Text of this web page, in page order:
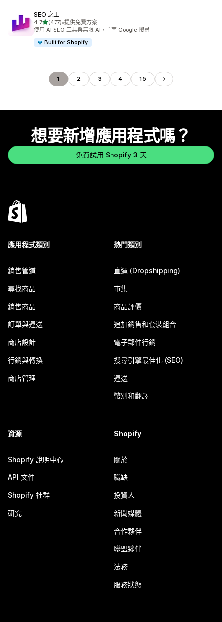
SEO 之王
4.7滿分 5 顆星
(477)
共有 477 則評價
•提供免費方案
使用 AI SEO 工具與無限 AI，主宰 Google 搜尋
Built for Shopify
1 2 3 4 15
想要新增應用程式嗎？
免費試用 Shopify 3 天
應用程式類別
銷售管道
尋找商品
銷售商品
訂單與運送
商店設計
行銷與轉換
商店管理
熱門類別
直運 (Dropshipping)
市集
商品評價
追加銷售和套裝組合
電子郵件行銷
搜尋引擎最佳化 (SEO)
運送
幣別和翻譯
資源
Shopify 說明中心
API 文件
Shopify 社群
研究
Shopify
關於
職缺
投資人
新聞媒體
合作夥伴
聯盟夥伴
法務
服務狀態